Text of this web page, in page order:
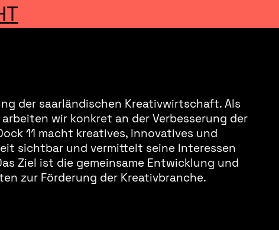
der saarländischen Kreativwirtschaft. Als
wir konkret an der Verbesserung der
11 macht kreatives, innovatives und
sichtbar und vermittelt seine Interessen
Ziel ist die gemeinsame Entwicklung und
zur Förderung der Kreativbranche.